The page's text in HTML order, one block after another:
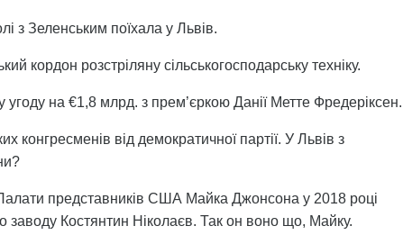
з Зеленським поїхала у Львів.
кордон розстріляну сільськогосподарську техніку.
на €1,8 млрд. з прем’єркою Данії Метте Фредеріксен.
конгресменів від демократичної партії. У Львів з
представників США Майка Джонсона у 2018 році
заводу Костянтин Ніколаєв. Так он воно що, Майку.